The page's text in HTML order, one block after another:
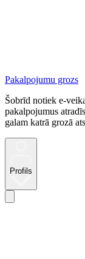
Pakalpojumu grozs
Šobrīd notiek e-
pakalpojumus
galam katrā grozā
Profils